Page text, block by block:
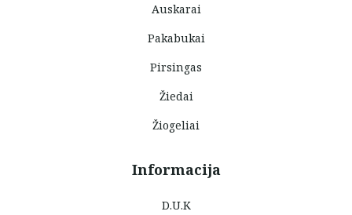
Auskarai
Pakabukai
Pirsingas
Žiedai
Žiogeliai
Informacija
D.U.K